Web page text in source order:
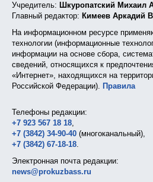
Учредитель: Шкуропатский Михаил
Главный редактор: Кимеев Аркадий
На информационном ресурсе
технологии (информационные
информации на основе сбора,
сведений, относящихся к
«Интернет», находящихся на
Российской Федерации). Правила
Телефоны редакции:
+7 923 567 18 18,
+7 (3842) 34-90-40 (многоканальный),
+7 (3842) 67-18-18.
Электронная почта редакции:
news@prokuzbass.ru